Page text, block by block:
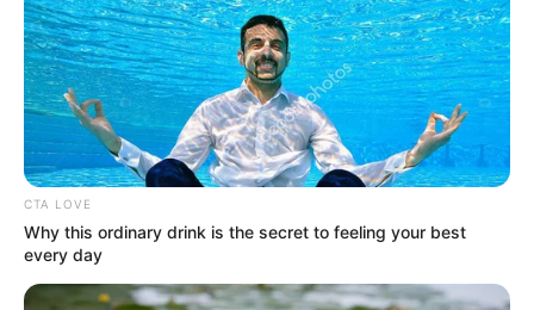
CTA LOVE
Why this ordinary drink is the secret to feeling your best
every day